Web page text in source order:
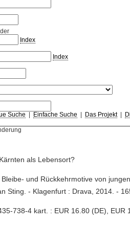
Index
Index
Suche Einfache Suche Das Projekt|
als Lebensort?
und Rückkehrmotive von
Sting. - Klagenfurt : Drava, 2014. -
738-4 kart. : EUR 16.80 (DE), EUR